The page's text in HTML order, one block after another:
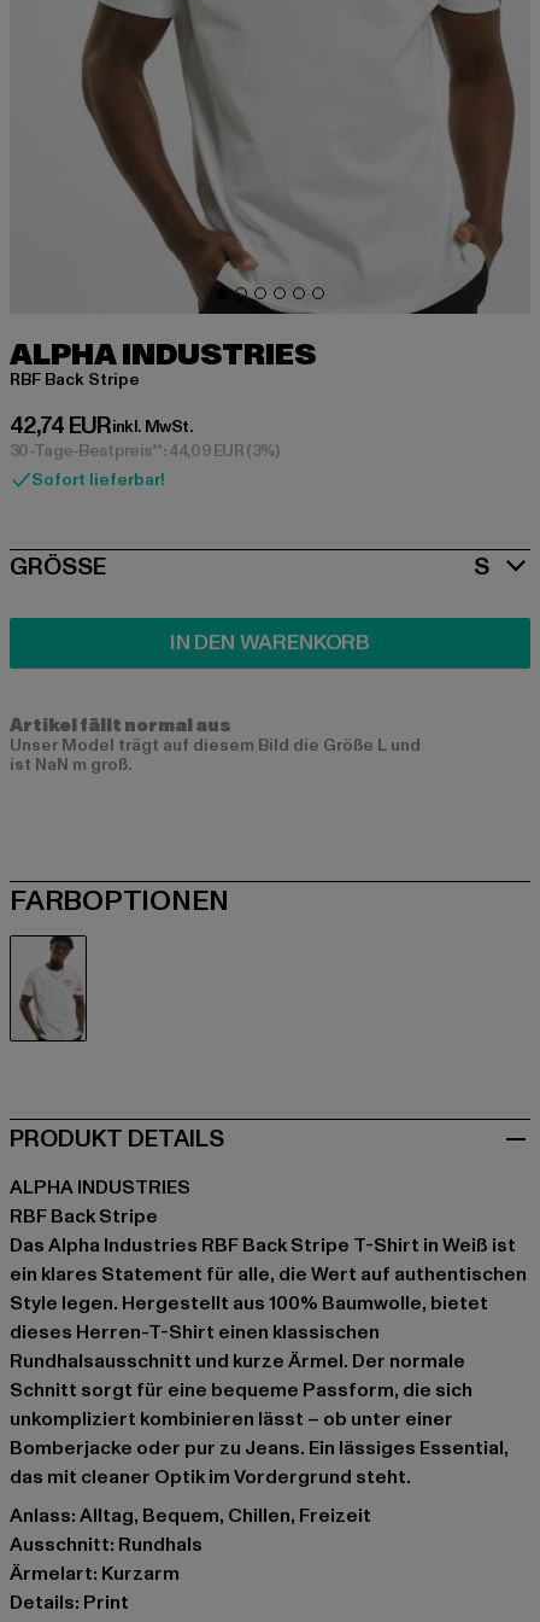
ALPHA INDUSTRIES
RBF Back Stripe
42,74 EUR
Derzeitiger Preis: 42,74 EUR
inkl. MwSt.
30-Tage-Bestpreis**: 44,09 EUR(3%)
Sofort lieferbar!
SIZE
GRÖSSE S
IN DEN WARENKORB
Artikel fällt normal aus
Unser Model trägt auf diesem Bild die Größe L und
ist NaN m groß.
FARBOPTIONEN
PRODUKT DETAILS
ALPHA INDUSTRIES
RBF Back Stripe
Das Alpha Industries RBF Back Stripe T-Shirt in Weiß ist
ein klares Statement für alle, die Wert auf authentischen
Style legen. Hergestellt aus 100% Baumwolle, bietet
dieses Herren-T-Shirt einen klassischen
Rundhalsausschnitt und kurze Ärmel. Der normale
Schnitt sorgt für eine bequeme Passform, die sich
unkompliziert kombinieren lässt – ob unter einer
Bomberjacke oder pur zu Jeans. Ein lässiges Essential,
das mit cleaner Optik im Vordergrund steht.
Anlass: Alltag, Bequem, Chillen, Freizeit
Ausschnitt: Rundhals
Ärmelart: Kurzarm
Details: Print